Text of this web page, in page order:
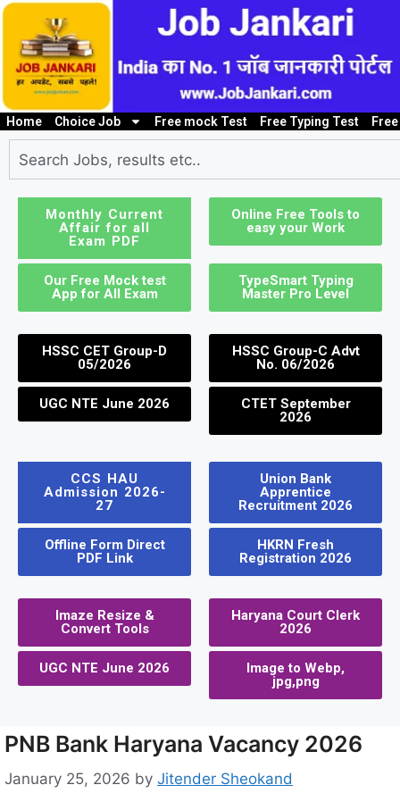
Home Choice Job
10th/ 12th pass job
Free mock Test Free Typing Test
Monthly Current
Affair for all
Exam PDF
Online Free Tools to
easy your Work
Our Free Mock test
App for All Exam
TypeSmart Typing
Master Pro Level
HSSC CET Group-D
05/2026
HSSC Group-C Advt
No. 06/2026
UGC NTE June 2026
CTET September
2026
CCS HAU
Admission 2026-
27
Union Bank
Apprentice
Recruitment 2026
Offline Form Direct
PDF Link
HKRN Fresh
Registration 2026
Imaze Resize &
Convert Tools
Haryana Court Clerk
2026
UGC NTE June 2026
Image to Webp,
jpg,png
PNB Bank Haryana Vacancy 2026
January 25, 2026 by Jitender Sheokand